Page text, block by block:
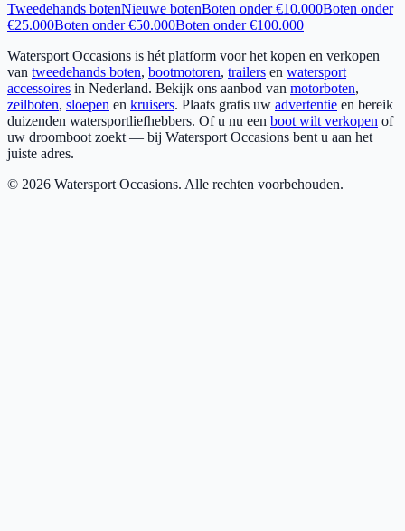
Tweedehands botenNieuwe botenBoten onder €10.000Boten onder
€25.000Boten onder €50.000Boten onder €100.000
Watersport Occasions is hét platform voor het kopen en verkopen
van tweedehands boten, bootmotoren, trailers en watersport
accessoires in Nederland. Bekijk ons aanbod van motorboten,
zeilboten, sloepen en kruisers. Plaats gratis uw advertentie en bereik
duizenden watersportliefhebbers. Of u nu een boot wilt verkopen of
uw droomboot zoekt — bij Watersport Occasions bent u aan het
juiste adres.
© 2026 Watersport Occasions. Alle rechten voorbehouden.